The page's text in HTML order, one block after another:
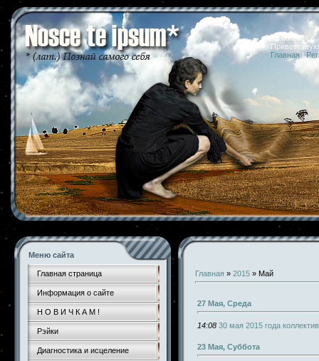
10.08.2026
Главная |
Меню сайта
Главная страница
Информация о сайте
Н О В И Ч К А М !
Рэйки
Диагностика и исцеление
Главная » 2015 » Май
27 Мая, Среда
14:08 30 мая 2015 года
23 Мая, Суббота